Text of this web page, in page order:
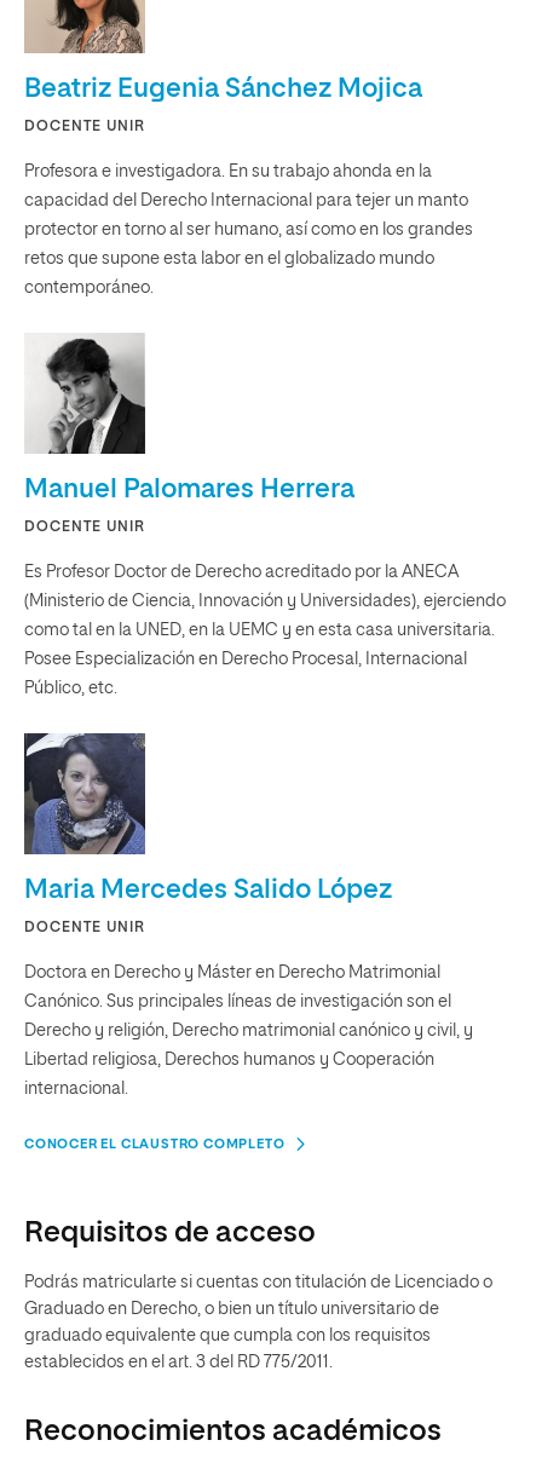
Beatriz Eugenia Sánchez Mojica
DOCENTE UNIR
Profesora e investigadora. En su trabajo ahonda en la
capacidad del Derecho Internacional para tejer un manto
protector en torno al ser humano, así como en los grandes
retos que supone esta labor en el globalizado mundo
contemporáneo.
Manuel Palomares Herrera
DOCENTE UNIR
Es Profesor Doctor de Derecho acreditado por la ANECA
(Ministerio de Ciencia, Innovación y Universidades), ejerciendo
como tal en la UNED, en la UEMC y en esta casa universitaria.
Posee Especialización en Derecho Procesal, Internacional
Público, etc.
Maria Mercedes Salido López
DOCENTE UNIR
Doctora en Derecho y Máster en Derecho Matrimonial
Canónico. Sus principales líneas de investigación son el
Derecho y religión, Derecho matrimonial canónico y civil, y
Libertad religiosa, Derechos humanos y Cooperación
internacional.
CONOCER EL CLAUSTRO COMPLETO
Requisitos de acceso
Podrás matricularte si cuentas con titulación de Licenciado o
Graduado en Derecho, o bien un título universitario de
graduado equivalente que cumpla con los requisitos
establecidos en el art. 3 del RD 775/2011.
Reconocimientos académicos